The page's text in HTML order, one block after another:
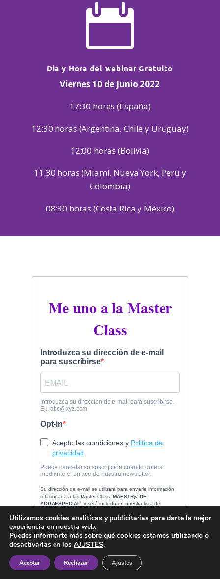

Dia y Hora del webinar Gratuito
Viernes 10 de Junio 2022
17:30 horas (España)
12:30 horas (Argentina, Chile y Uruguay)
12:00 horas (Bolivia)
11:30 horas (Miami, Nueva York, Perú y
Colombia)
08:30 horas (Costa Rica y México)
Utilizamos cookies analiticas y publicitarias para darte la mejor
experiencia en nuestra web.
Puedes informarte más sobre qué cookies estamos utilizando o
desactivarlas en los AJUSTES.
Aceptar Rechazar Ajustes